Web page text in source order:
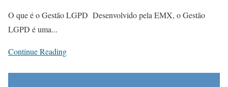
O que é o Gestão LGPD Desenvolvido pela EMX, o Gestão
LGPD é uma...
Continue Reading